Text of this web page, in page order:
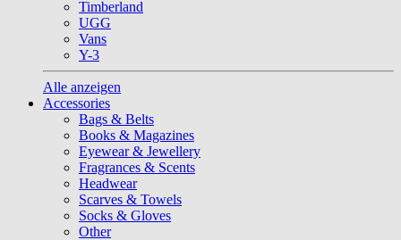
Timberland
UGG
Vans
Y-3
Alle anzeigen
Accessories
Bags & Belts
Books & Magazines
Eyewear & Jewellery
Fragrances & Scents
Headwear
Scarves & Towels
Socks & Gloves
Other